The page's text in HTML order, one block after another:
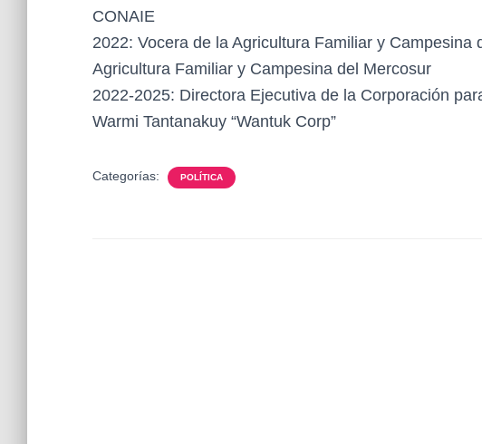
CONAIE
2022: Vocera de la Agricultura Familiar y Campesina
Agricultura Familiar y Campesina del Mercosur
2022-2025: Directora Ejecutiva de la Corporación
Warmi Tantanakuy “Wantuk Corp”
Categorías: POLÍTICA